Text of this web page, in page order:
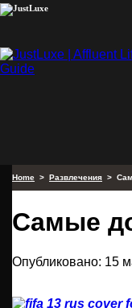
Home > Развлечения >
Самые
Опубликовано: 15